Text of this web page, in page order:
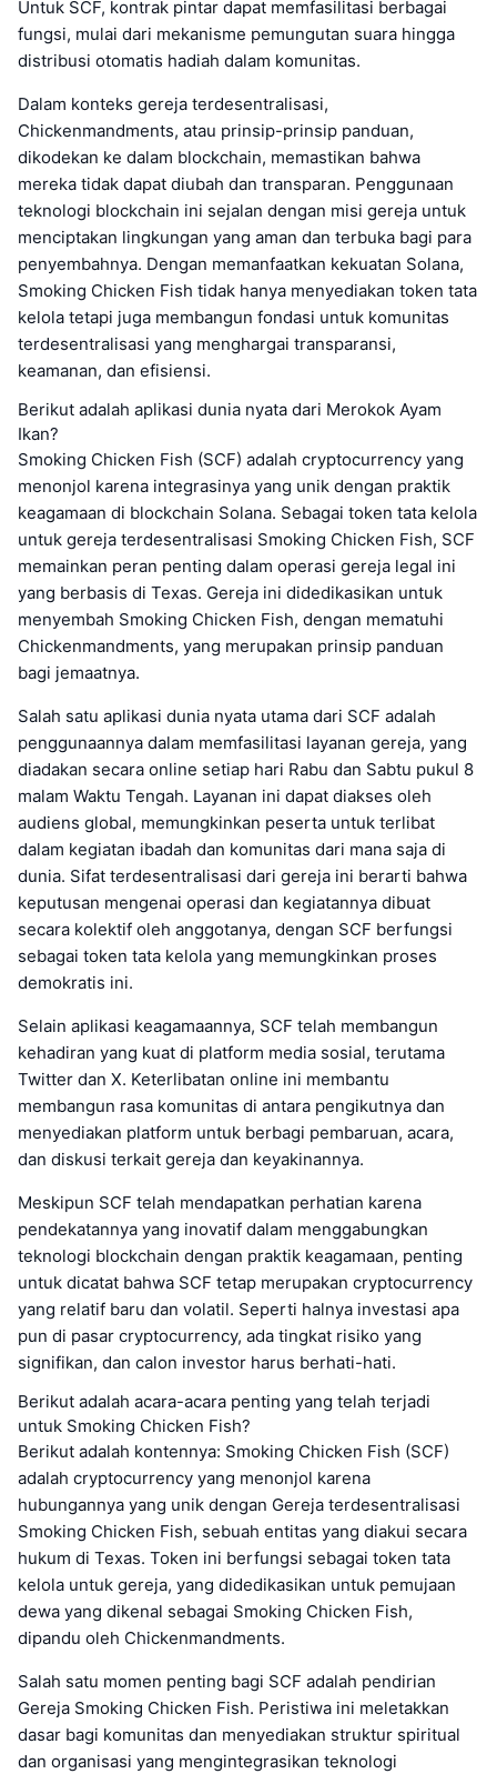
Untuk SCF, kontrak pintar dapat memfasilitasi berbagai
fungsi, mulai dari mekanisme pemungutan suara hingga
distribusi otomatis hadiah dalam komunitas.
Dalam konteks gereja terdesentralisasi,
Chickenmandments, atau prinsip-prinsip panduan,
dikodekan ke dalam blockchain, memastikan bahwa
mereka tidak dapat diubah dan transparan. Penggunaan
teknologi blockchain ini sejalan dengan misi gereja untuk
menciptakan lingkungan yang aman dan terbuka bagi para
penyembahnya. Dengan memanfaatkan kekuatan Solana,
Smoking Chicken Fish tidak hanya menyediakan token tata
kelola tetapi juga membangun fondasi untuk komunitas
terdesentralisasi yang menghargai transparansi,
keamanan, dan efisiensi.
Berikut adalah aplikasi dunia nyata dari Merokok Ayam
Ikan?
Smoking Chicken Fish (SCF) adalah cryptocurrency yang
menonjol karena integrasinya yang unik dengan praktik
keagamaan di blockchain Solana. Sebagai token tata kelola
untuk gereja terdesentralisasi Smoking Chicken Fish, SCF
memainkan peran penting dalam operasi gereja legal ini
yang berbasis di Texas. Gereja ini didedikasikan untuk
menyembah Smoking Chicken Fish, dengan mematuhi
Chickenmandments, yang merupakan prinsip panduan
bagi jemaatnya.
Salah satu aplikasi dunia nyata utama dari SCF adalah
penggunaannya dalam memfasilitasi layanan gereja, yang
diadakan secara online setiap hari Rabu dan Sabtu pukul 8
malam Waktu Tengah. Layanan ini dapat diakses oleh
audiens global, memungkinkan peserta untuk terlibat
dalam kegiatan ibadah dan komunitas dari mana saja di
dunia. Sifat terdesentralisasi dari gereja ini berarti bahwa
keputusan mengenai operasi dan kegiatannya dibuat
secara kolektif oleh anggotanya, dengan SCF berfungsi
sebagai token tata kelola yang memungkinkan proses
demokratis ini.
Selain aplikasi keagamaannya, SCF telah membangun
kehadiran yang kuat di platform media sosial, terutama
Twitter dan X. Keterlibatan online ini membantu
membangun rasa komunitas di antara pengikutnya dan
menyediakan platform untuk berbagi pembaruan, acara,
dan diskusi terkait gereja dan keyakinannya.
Meskipun SCF telah mendapatkan perhatian karena
pendekatannya yang inovatif dalam menggabungkan
teknologi blockchain dengan praktik keagamaan, penting
untuk dicatat bahwa SCF tetap merupakan cryptocurrency
yang relatif baru dan volatil. Seperti halnya investasi apa
pun di pasar cryptocurrency, ada tingkat risiko yang
signifikan, dan calon investor harus berhati-hati.
Berikut adalah acara-acara penting yang telah terjadi
untuk Smoking Chicken Fish?
Berikut adalah kontennya: Smoking Chicken Fish (SCF)
adalah cryptocurrency yang menonjol karena
hubungannya yang unik dengan Gereja terdesentralisasi
Smoking Chicken Fish, sebuah entitas yang diakui secara
hukum di Texas. Token ini berfungsi sebagai token tata
kelola untuk gereja, yang didedikasikan untuk pemujaan
dewa yang dikenal sebagai Smoking Chicken Fish,
dipandu oleh Chickenmandments.
Salah satu momen penting bagi SCF adalah pendirian
Gereja Smoking Chicken Fish. Peristiwa ini meletakkan
dasar bagi komunitas dan menyediakan struktur spiritual
dan organisasi yang mengintegrasikan teknologi